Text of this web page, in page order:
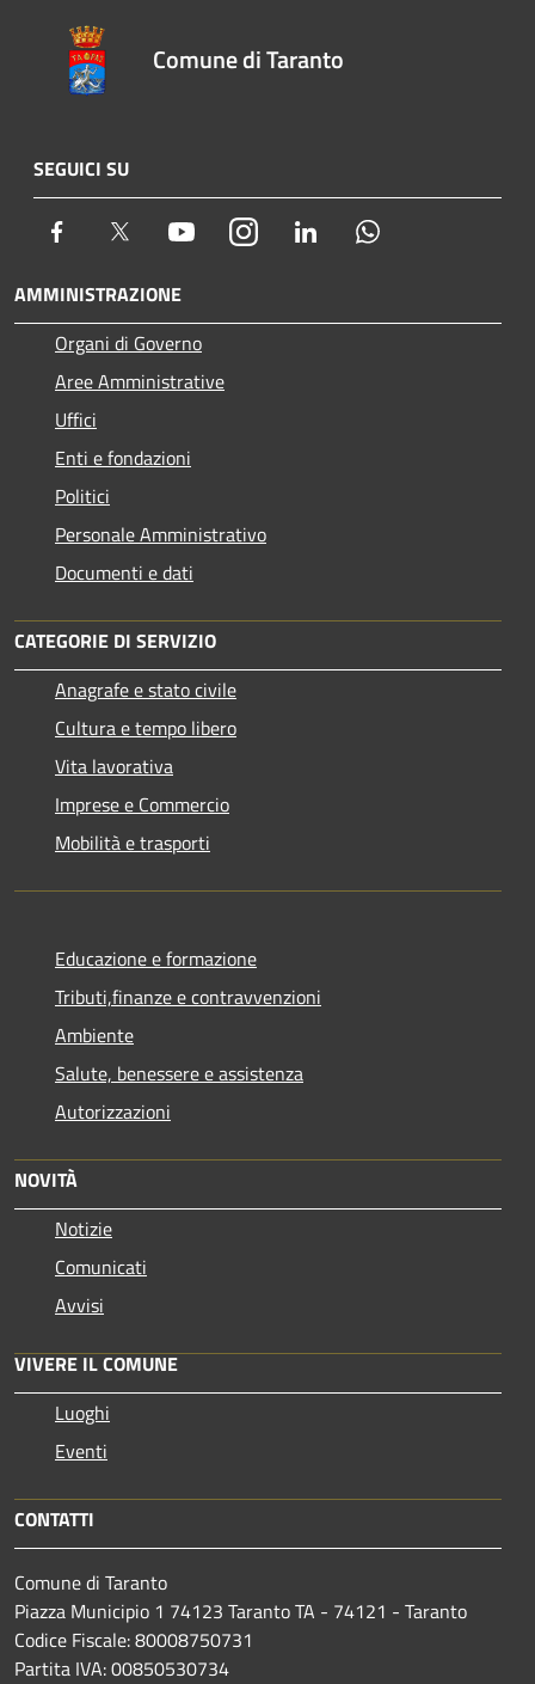
Comune di Taranto
SEGUICI SU
Facebook Twitter YoutubeInstagram LinkedIn
AMMINISTRAZIONE
Organi di Governo
Aree Amministrative
Uffici
Enti e fondazioni
Politici
Personale Amministrativo
Documenti e dati
CATEGORIE DI SERVIZIO
Anagrafe e stato civile
Cultura e tempo libero
Vita lavorativa
Imprese e Commercio
Mobilità e trasporti
Educazione e formazione
Tributi,finanze e contravvenzioni
Ambiente
Salute, benessere e assistenza
Autorizzazioni
NOVITÀ
Notizie
Comunicati
Avvisi
VIVERE IL COMUNE
Luoghi
Eventi
CONTATTI
Comune di Taranto
Piazza Municipio 1 74123 Taranto TA - 74121 - Taranto
Codice Fiscale: 80008750731
Partita IVA: 00850530734